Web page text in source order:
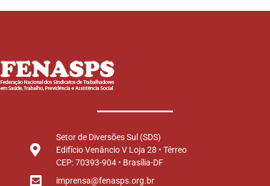
Setor de Diversões Sul (SDS)
Edifício Venâncio V Loja 28 • Térreo
CEP: 70393-904 • Brasília-DF
imprensa@fenasps.org.br